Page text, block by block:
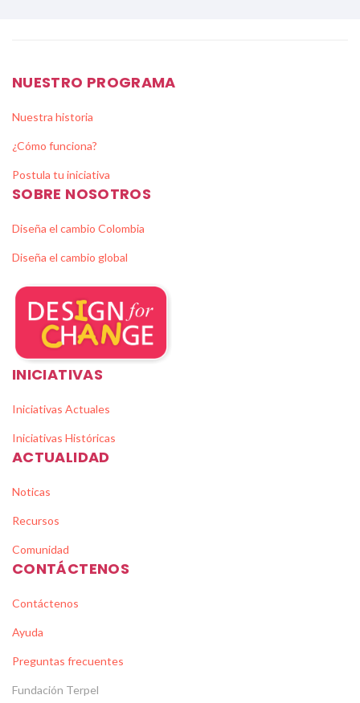
NUESTRO PROGRAMA
Nuestra historia
¿Cómo funciona?
Postula tu iniciativa
SOBRE NOSOTROS
Diseña el cambio Colombia
Diseña el cambio global
INICIATIVAS
Iniciativas Actuales
Iniciativas Históricas
ACTUALIDAD
Noticas
Recursos
Comunidad
CONTÁCTENOS
Contáctenos
Ayuda
Preguntas frecuentes
Fundación Terpel